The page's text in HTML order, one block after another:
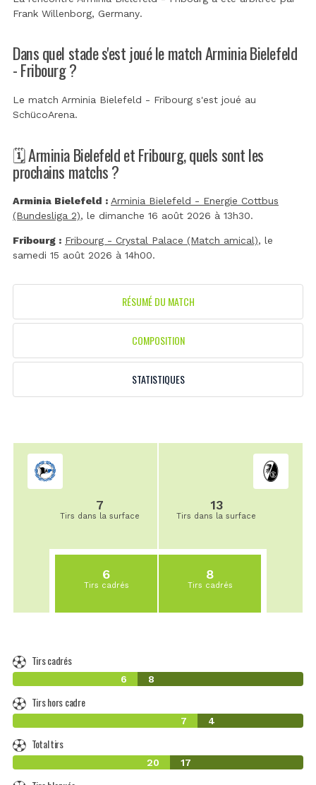
Frank Willenborg, Germany.
Dans quel stade s'est joué le match Arminia Bielefeld
- Fribourg ?
Le match Arminia Bielefeld - Fribourg s'est joué au
SchücoArena.
🗓️ Arminia Bielefeld et Fribourg, quels sont les
prochains matchs ?
Arminia Bielefeld : Arminia Bielefeld - Energie Cottbus
(Bundesliga 2), le dimanche 16 août 2026 à 13h30.
Fribourg : Fribourg - Crystal Palace (Match amical), le
samedi 15 août 2026 à 14h00.
RÉSUMÉ DU MATCH
COMPOSITION
STATISTIQUES
7
Tirs dans la surface
6
Tirs cadrés
13
Tirs dans la surface
8
Tirs cadrés
Tirs cadrés
6 8
Tirs hors cadre
7 4
Total tirs
20 17